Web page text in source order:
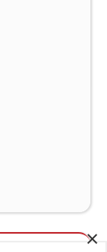
×